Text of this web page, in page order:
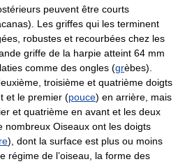
peuvent être courts
Les griffes qui les terminent
robustes et recourbées chez les
griffe de la harpie atteint 64 mm
comme des ongles (grèbes).
troisième et quatrième doigts
et le premier (pouce) en arrière, mais
et quatrième en avant et les deux
nombreux Oiseaux ont les doigts
), dont la surface est plus ou moins
régime de l’oiseau, la forme des